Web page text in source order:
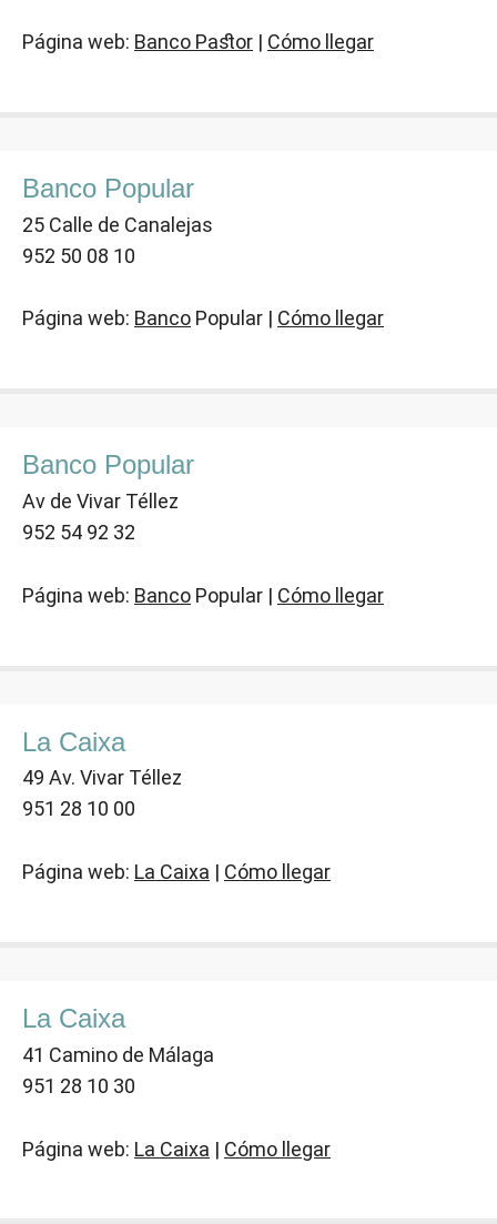
Página web: Banco Pastor | Cómo llegar
Banco Popular
25 Calle de Canalejas
952 50 08 10
Página web: Banco Popular | Cómo llegar
Banco Popular
Av de Vivar Téllez
952 54 92 32
Página web: Banco Popular | Cómo llegar
La Caixa
49 Av. Vivar Téllez
951 28 10 00
Página web: La Caixa | Cómo llegar
La Caixa
41 Camino de Málaga
951 28 10 30
Página web: La Caixa | Cómo llegar